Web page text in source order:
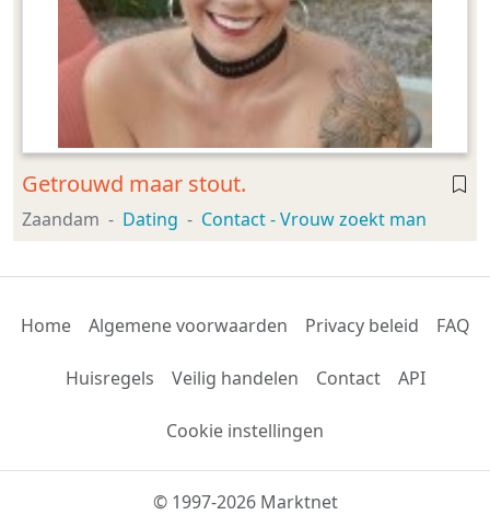
Getrouwd maar stout.
Zaandam Dating Contact - Vrouw zoekt man
Home Algemene voorwaarden Privacy beleid FAQ
Huisregels Veilig handelen Contact API
Cookie instellingen
© 1997-2026 Marktnet